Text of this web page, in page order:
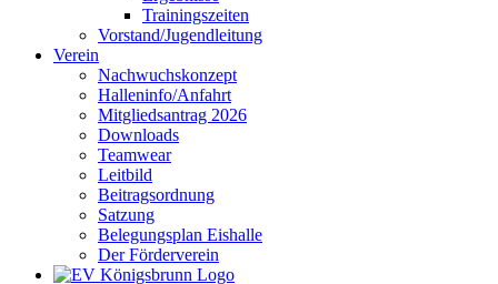
Trainingszeiten
Vorstand/Jugendleitung
Verein
Nachwuchskonzept
Halleninfo/Anfahrt
Mitgliedsantrag 2026
Downloads
Teamwear
Leitbild
Beitragsordnung
Satzung
Belegungsplan Eishalle
Der Förderverein